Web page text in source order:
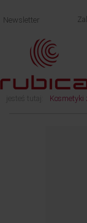
Newsletter
jesteś tutaj: Kosmetyki